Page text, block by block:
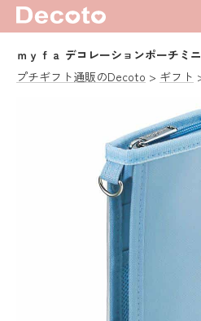
ｍｙｆａ デコレーションポーチミニ
プチギフト通販のDecoto
ギフト